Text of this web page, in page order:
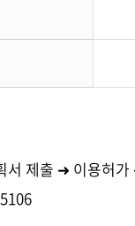
서 제출 ➜ 이용허